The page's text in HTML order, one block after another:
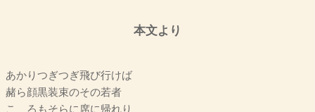
本文より
あかりつぎつぎ飛び行けば
赭ら顔黒装束のその若者
こゝろもそらに席に帰れり